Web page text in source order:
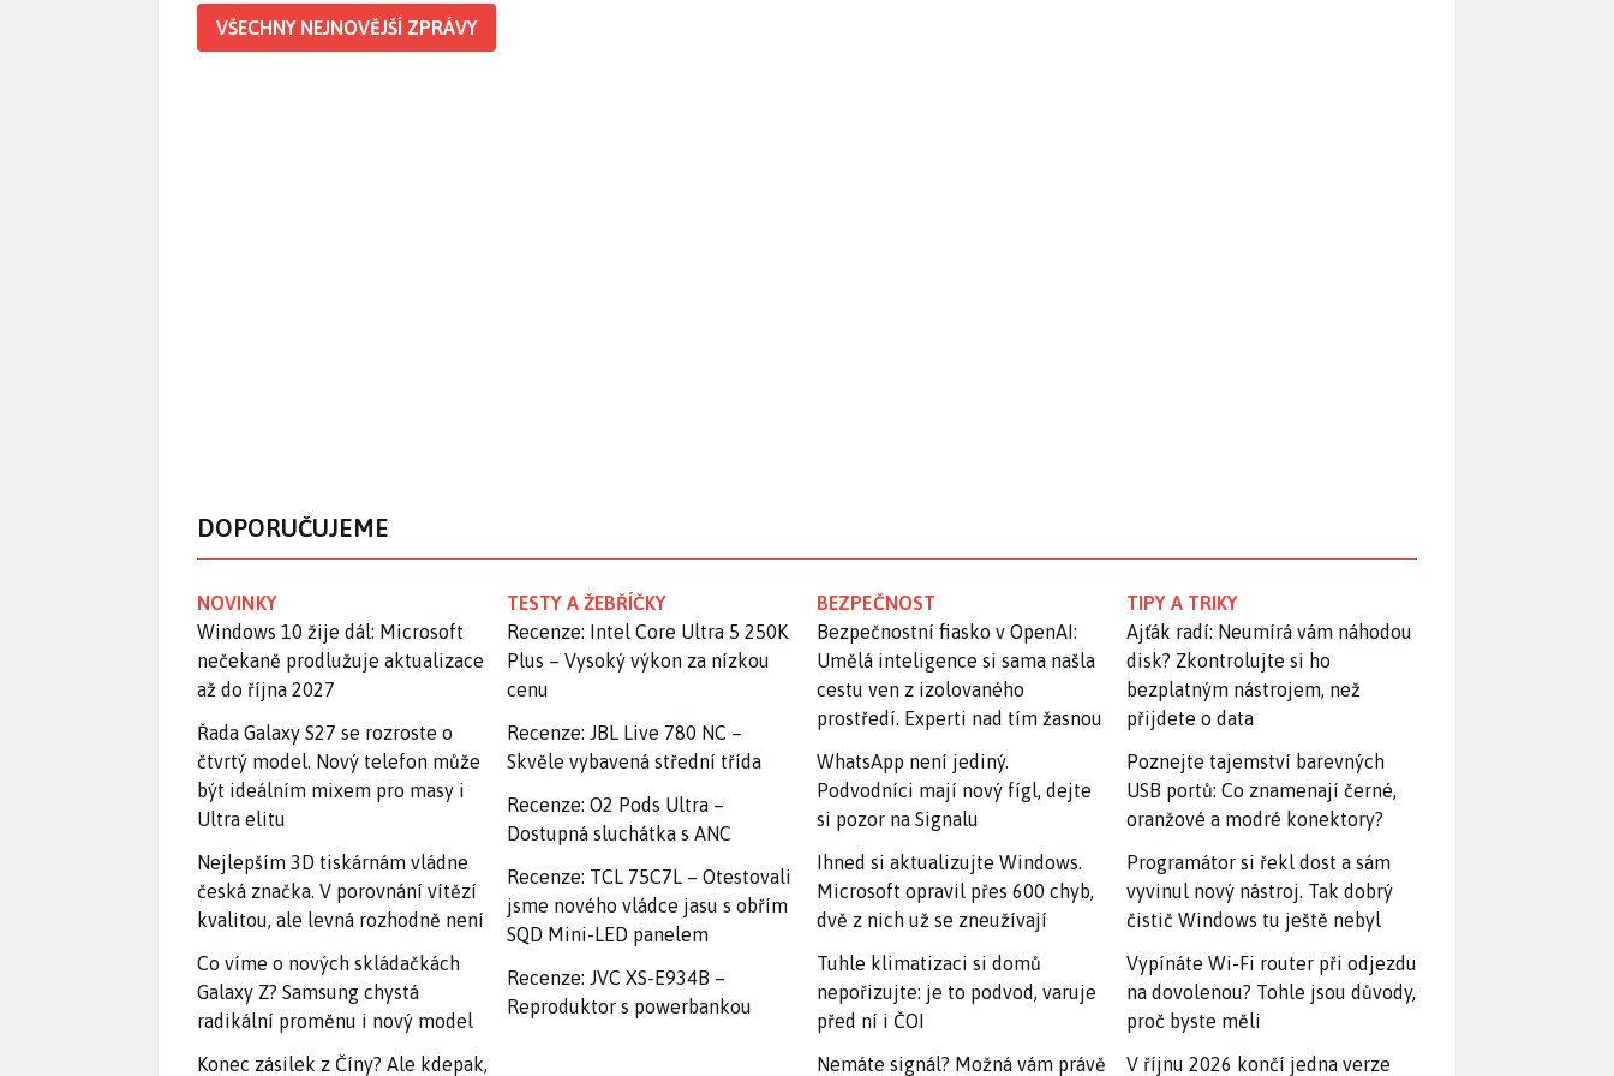
VŠECHNY NEJNOVĚJŠÍ ZPRÁVY
DOPORUČUJEME
NOVINKY
Windows 10 žije dál: Microsoft
nečekaně prodlužuje aktualizace
až do října 2027
Řada Galaxy S27 se rozroste o
čtvrtý model. Nový telefon může
být ideálním mixem pro masy i
Ultra elitu
Nejlepším 3D tiskárnám vládne
česká značka. V porovnání vítězí
kvalitou, ale levná rozhodně není
Co víme o nových skládačkách
Galaxy Z? Samsung chystá
radikální proměnu i nový model
Konec zásilek z Číny? Ale kdepak,
TESTY A ŽEBŘÍČKY
Recenze: Intel Core Ultra 5 250K
Plus – Vysoký výkon za nízkou
cenu
Recenze: JBL Live 780 NC –
Skvěle vybavená střední třída
Recenze: O2 Pods Ultra –
Dostupná sluchátka s ANC
Recenze: TCL 75C7L – Otestovali
jsme nového vládce jasu s obřím
SQD Mini-LED panelem
Recenze: JVC XS-E934B –
Reproduktor s powerbankou
BEZPEČNOST
Bezpečnostní fiasko v OpenAI:
Umělá inteligence si sama našla
cestu ven z izolovaného
prostředí. Experti nad tím žasnou
WhatsApp není jediný.
Podvodníci mají nový fígl, dejte
si pozor na Signalu
Ihned si aktualizujte Windows.
Microsoft opravil přes 600 chyb,
dvě z nich už se zneužívají
Tuhle klimatizaci si domů
nepořizujte: je to podvod, varuje
před ní i ČOI
Nemáte signál? Možná vám právě
TIPY A TRIKY
Ajťák radí: Neumírá vám náhodou
disk? Zkontrolujte si ho
bezplatným nástrojem, než
přijdete o data
Poznejte tajemství barevných
USB portů: Co znamenají černé,
oranžové a modré konektory?
Programátor si řekl dost a sám
vyvinul nový nástroj. Tak dobrý
čistič Windows tu ještě nebyl
Vypínáte Wi-Fi router při odjezdu
na dovolenou? Tohle jsou důvody,
proč byste měli
V říjnu 2026 končí jedna verze